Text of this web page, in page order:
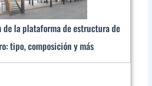
de la plataforma de estructura de
tipo, composición y más